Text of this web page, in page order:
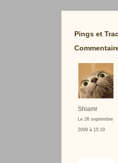
Pings et
Shiamr
Le 26 septembre
2009 à 15:19